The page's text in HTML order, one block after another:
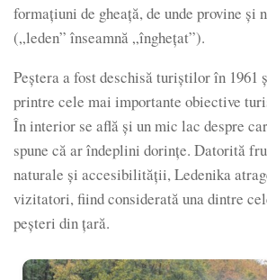
formațiuni de gheață, de unde provine și
(„leden” înseamnă „înghețat”).
Peștera a fost deschisă turiștilor în 1961
printre cele mai importante obiective
În interior se află și un mic lac despre
spune că ar îndeplini dorințe. Datorită
naturale și accesibilității, Ledenika
vizitatori, fiind considerată una dintre
peșteri din țară.